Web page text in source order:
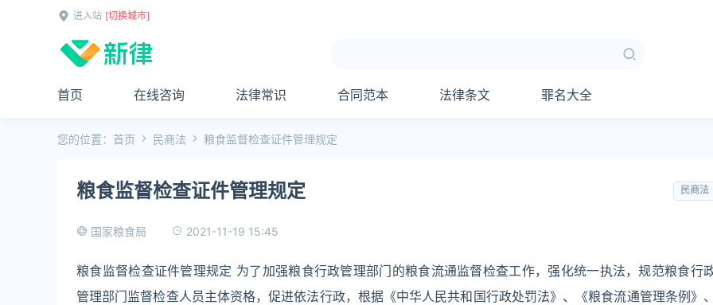
进入站 [切换城市]
首页 在线咨询 法律常识 合同范本 法律条文 罪名大全
您的位置： 首页 民商法 粮食监督检查证件管理规定
粮食监督检查证件管理规定 民商法
国家粮食局 2021-11-19 15:45
粮食监督检查证件管理规定 为了加强粮食行政管理部门的粮食流通监督检查工作，强化统一执法，规范粮食行
管理部门监督检查人员主体资格，促进依法行政，根据《中华人民共和国行政处罚法》、《粮食流通管理条例》